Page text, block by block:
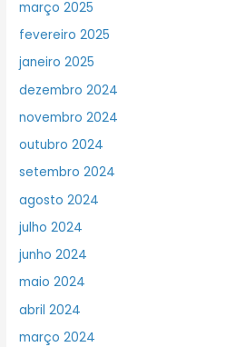
março 2025
fevereiro 2025
janeiro 2025
dezembro 2024
novembro 2024
outubro 2024
setembro 2024
agosto 2024
julho 2024
junho 2024
maio 2024
abril 2024
março 2024